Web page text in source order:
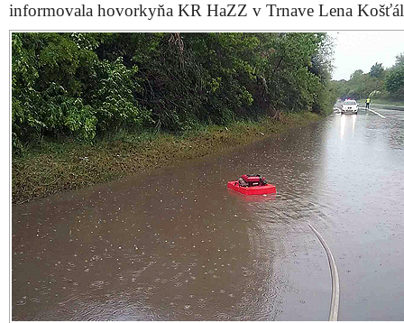
informovala hovorkyňa KR HaZZ v Trnave Lena